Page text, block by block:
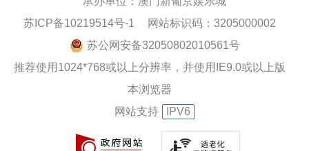
苏ICP备10219514号-1
网站标识码：3205000002
苏公网安备32050802010561号
推荐使用1024*768或以上分辨率，并使用IE9.0或以上版
本浏览器
网站支持
IPV6